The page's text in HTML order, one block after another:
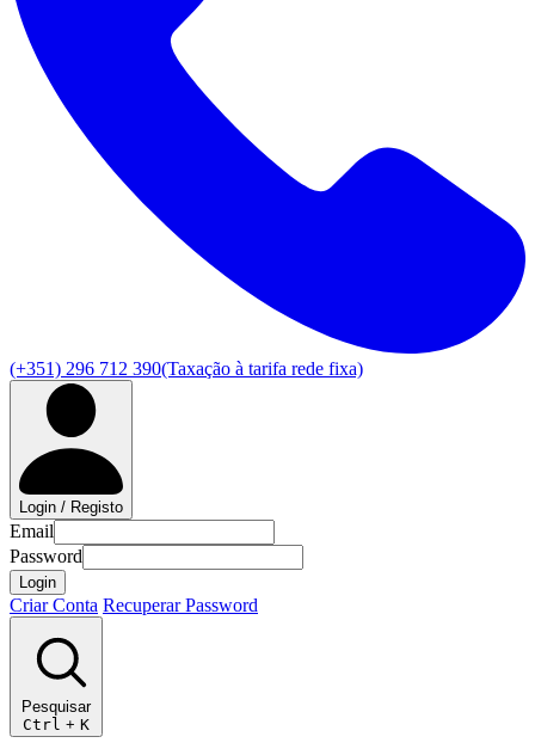
(+351) 296 712 390(Taxação à tarifa rede fixa)
Login / Registo
Email
Password
Login
Criar Conta Recuperar Password
Pesquisar
Ctrl + K